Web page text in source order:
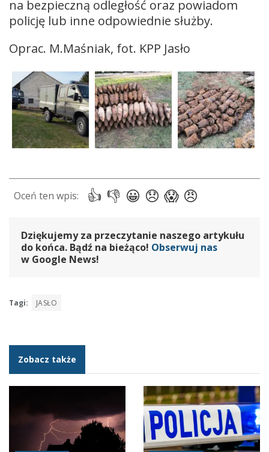
na bezpieczną odległość oraz powiadom
policję lub inne odpowiednie służby.
Oprac. M.Maśniak, fot. KPP Jasło
Dziękujemy za przeczytanie naszego artykułu
do końca. Bądź na bieżąco! Obserwuj nas
w Google News!
Tagi: JASŁO
Zobacz także